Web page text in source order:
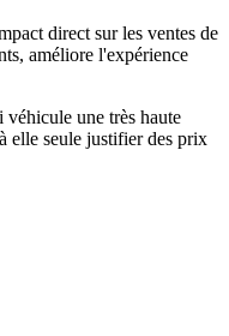
direct sur les ventes de
améliore l'expérience
véhicule une très haute
elle seule justifier des prix